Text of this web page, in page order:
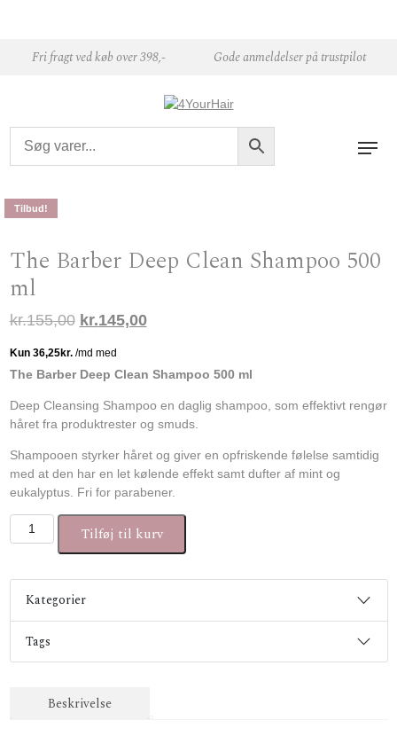
Fri fragt ved køb over 398,- Gode anmeldelser på trustpilot
Tilbud!
The Barber Deep Clean Shampoo 500
ml
kr.155,00 Den oprindelige pris var: kr.155,00.
kr.145,00Den aktuelle pris er: kr.145,00.
The Barber Deep Clean Shampoo 500 ml
Deep Cleansing Shampoo en daglig shampoo, som effektivt rengør
håret fra produktrester og smuds.
Shampooen styrker håret og giver en opfriskende følelse samtidig
med at den har en let kølende effekt samt dufter af mint og
eukalyptus. Fri for parabener.
The Barber Deep Clean Shampoo 500 ml antal
Tilføj til kurv
Kategorier
Tags
Beskrivelse